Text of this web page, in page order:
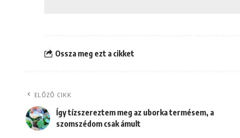
Ossza meg ezt a cikket
ELŐZŐ CIKK
Így tízszereztem meg az uborka termésem, a
szomszédom csak ámult